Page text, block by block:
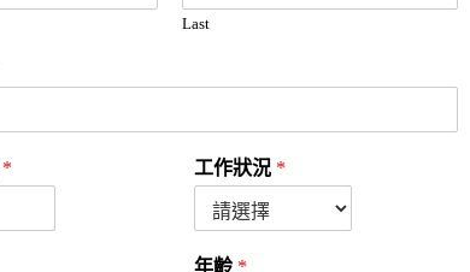
Last
* 工作狀況 *
年齡 *